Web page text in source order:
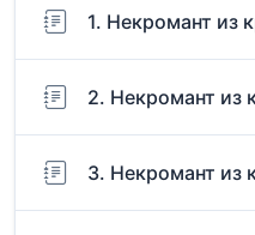
1. Некромант из
2. Некромант из
3. Некромант из